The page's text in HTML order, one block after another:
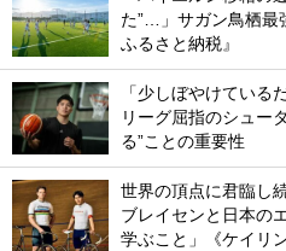
た”…」サガン鳥栖最
ふるさと納税』
「少しぼやけている
リーグ屈指のシュー
る”ことの重要性
世界の頂点に君臨し
ブレイセンと日本の
学ぶこと」《ケイリ